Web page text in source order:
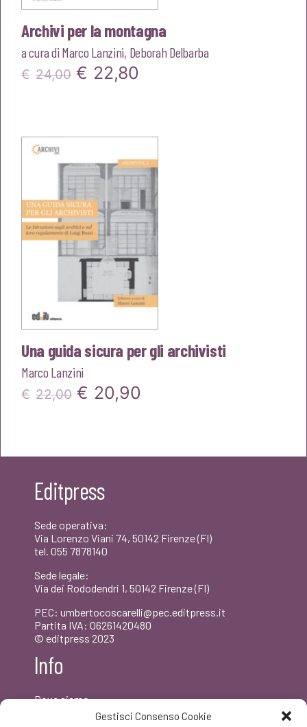
Gestisci Consenso Cookie
Archivi per la montagna
a cura di Marco Lanzini, Deborah Delbarba
€ 24,00 Il
€24,00.
€ 22,80
€22,80.
Una guida sicura per gli archivisti
Marco Lanzini
€ 22,00 Il
€22,00.
€ 20,90
Editpress
Sede operativa:
Via Lorenzo Viani 74, 50142 Firenze (FI)
tel. 055 7878140
Sede legale:
Via dei Rododendri 1, 50142 Firenze (FI)
PEC: umbertocoscarelli@pec.editpress.it
Partita IVA: 06261420480
© editpress 2023
Info
Dove siamo